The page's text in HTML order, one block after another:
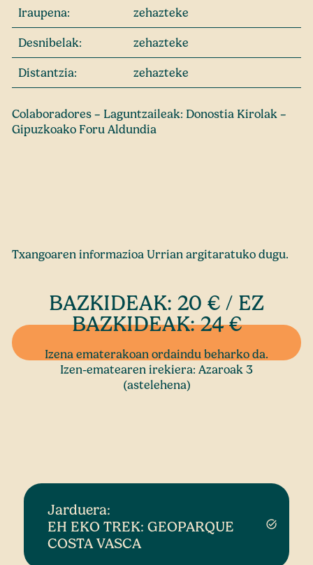
Iraupena: zehazteke
Desnibelak: zehazteke
Distantzia: zehazteke
Colaboradores – Laguntzaileak: Donostia Kirolak –
Gipuzkoako Foru Aldundia
Txangoaren informazioa Urrian argitaratuko dugu.
BAZKIDEAK: 20 € / EZ
BAZKIDEAK: 24 €
Izena ematerakoan ordaindu beharko da.
Izen-ematearen irekiera: Azaroak 3
(astelehena)
Jarduera:
EH EKO TREK: GEOPARQUE
COSTA VASCA
task_alt